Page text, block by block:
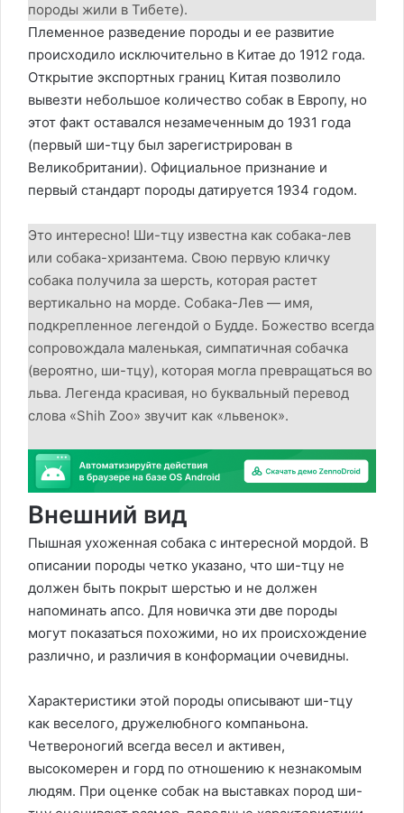
породы жили в Тибете).
Племенное разведение породы и ее развитие
происходило исключительно в Китае до 1912 года.
Открытие экспортных границ Китая позволило
вывезти небольшое количество собак в Европу, но
этот факт оставался незамеченным до 1931 года
(первый ши-тцу был зарегистрирован в
Великобритании). Официальное признание и
первый стандарт породы датируется 1934 годом.
Это интересно! Ши-тцу известна как собака-лев
или собака-хризантема. Свою первую кличку
собака получила за шерсть, которая растет
вертикально на морде. Собака-Лев — имя,
подкрепленное легендой о Будде. Божество всегда
сопровождала маленькая, симпатичная собачка
(вероятно, ши-тцу), которая могла превращаться во
льва. Легенда красивая, но буквальный перевод
слова «Shih Zoo» звучит как «львенок».
Внешний вид
Пышная ухоженная собака с интересной мордой. В
описании породы четко указано, что ши-тцу не
должен быть покрыт шерстью и не должен
напоминать апсо. Для новичка эти две породы
могут показаться похожими, но их происхождение
различно, и различия в конформации очевидны.
Характеристики этой породы описывают ши-тцу
как веселого, дружелюбного компаньона.
Четвероногий всегда весел и активен,
высокомерен и горд по отношению к незнакомым
людям. При оценке собак на выставках пород ши-